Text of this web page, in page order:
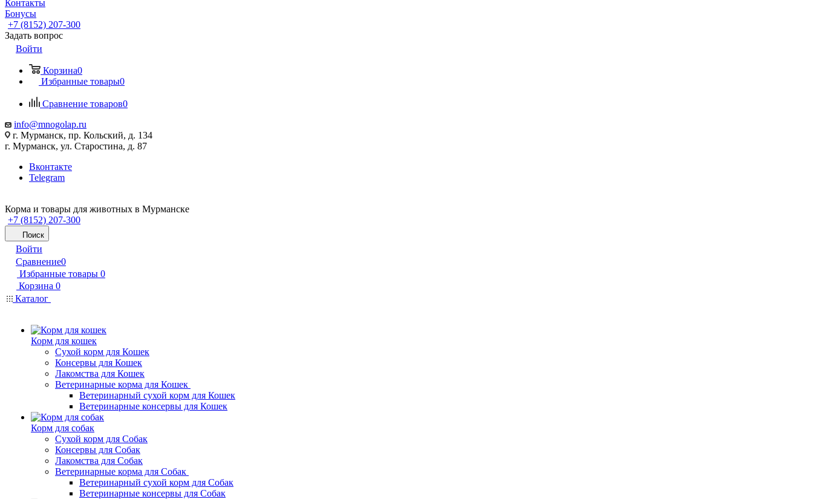
Контакты
Бонусы
+7 (8152) 207-300
Задать вопрос
Войти
Корзина0
Избранные товары0
Сравнение товаров0
info@mnogolap.ru
г. Мурманск, пр. Кольский, д. 134
г. Мурманск, ул. Старостина, д. 87
Вконтакте
Telegram
Корма и товары для животных в Мурманске
+7 (8152) 207-300
Поиск
Войти
Сравнение0
Избранные товары 0
Корзина 0
Каталог
Корм для кошек
Сухой корм для Кошек
Консервы для Кошек
Лакомства для Кошек
Ветеринарные корма для Кошек
Ветеринарный сухой корм для Кошек
Ветеринарные консервы для Кошек
Корм для собак
Сухой корм для Собак
Консервы для Собак
Лакомства для Собак
Ветеринарные корма для Собак
Ветеринарный сухой корм для Собак
Ветеринарные консервы для Собак